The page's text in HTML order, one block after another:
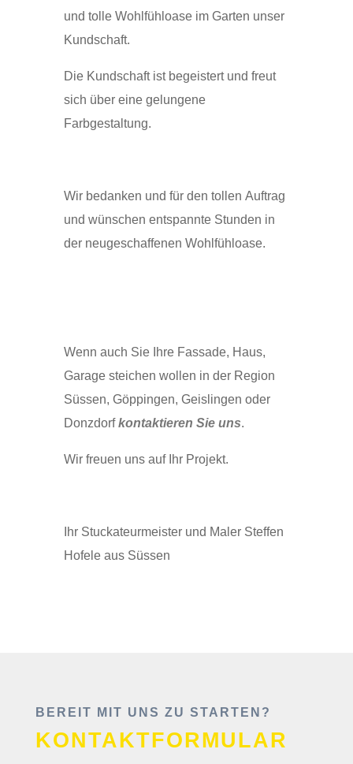
und tolle Wohlfühloase im Garten unser
Kundschaft.
Die Kundschaft ist begeistert und freut
sich über eine gelungene
Farbgestaltung.
Wir bedanken und für den tollen Auftrag
und wünschen entspannte Stunden in
der neugeschaffenen Wohlfühloase.
Wenn auch Sie Ihre Fassade, Haus,
Garage steichen wollen in der Region
Süssen, Göppingen, Geislingen oder
Donzdorfkontaktieren Sie uns.
Wir freuen uns auf Ihr Projekt.
Ihr Stuckateurmeister und Maler Steffen
Hofele aus Süssen
BEREIT MIT UNS ZU STARTEN?
KONTAKTFORMULAR